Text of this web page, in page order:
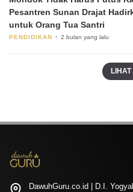
Pesantren Sunan Drajat
untuk Orang Tua Santri
PENDIDIKAN 2 bulan yang lalu
DawuhGuru.co.id | D.I.